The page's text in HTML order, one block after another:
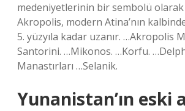
medeniyetlerinin bir sembolü
Akropolis, modern Atina’nın
5. yüzyıla kadar uzanır. …Akropolis
Santorini. …Mikonos. …Korfu.
Manastırları …Selanik.
Yunanistan’ın eski